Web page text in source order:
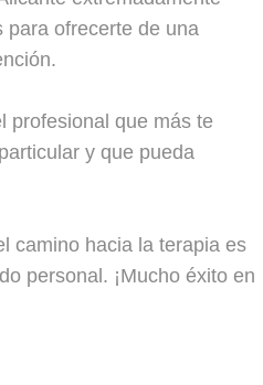
para ofrecerte de una
profesional que más te
y que pueda
camino hacia la terapia es
personal. ¡Mucho éxito en